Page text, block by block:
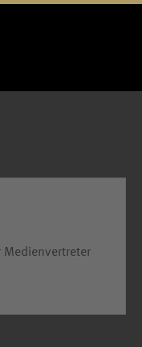
Medienvertreter